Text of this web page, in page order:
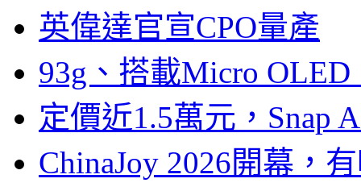
英偉達官宣CPO量產
93g、搭載Micro
定價近1.5萬元，Snap
ChinaJoy 2026開幕，